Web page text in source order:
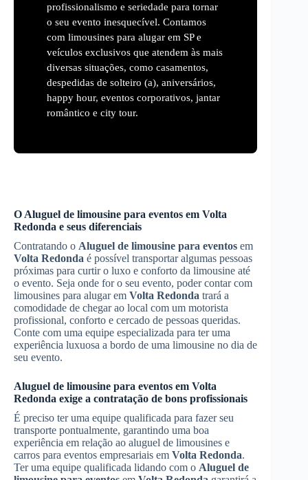
profissionalismo e seriedade para tornar
o seu evento inesquecível. Contamos
com limousines para alugar em SP e
veículos exclusivos que atendem às mais
diversas situações, como casamentos,
despedidas de solteiro (a), aniversários,
happy hour, eventos corporativos, jantar
romântico e city tour.
O Aluguel de limousine para eventos em Volta
Redonda e seus diferenciais
Contratando o Aluguel de limousine para eventos em
Volta Redonda é possível transportar algumas pessoas
próximas para curtir o luxo e conforto da limousine até
o evento. Seja onde for o seu evento, poder contar com
limousines para alugar em Volta Redonda trará a
comodidade de chegar ao local com um motorista
profissional, conforto e cercado de pessoas queridas.
Conte com uma equipe especializada para ter uma
experiência luxuosa a bordo de uma limousine no dia de
seu evento.
Aluguel de limousine para eventos em Volta
Redonda exige a contratação de bons profissionais
É preciso ter uma equipe qualificada para fazer seu
transporte pontualmente, garantindo uma boa
experiência em relação ao aluguel de limousines e
carros para eventos empresariais em Volta Redonda.
Ter uma equipe qualificada lidando com o Aluguel de